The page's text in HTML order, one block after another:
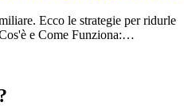
Ecco le strategie per ridurle
e Come Funziona:…